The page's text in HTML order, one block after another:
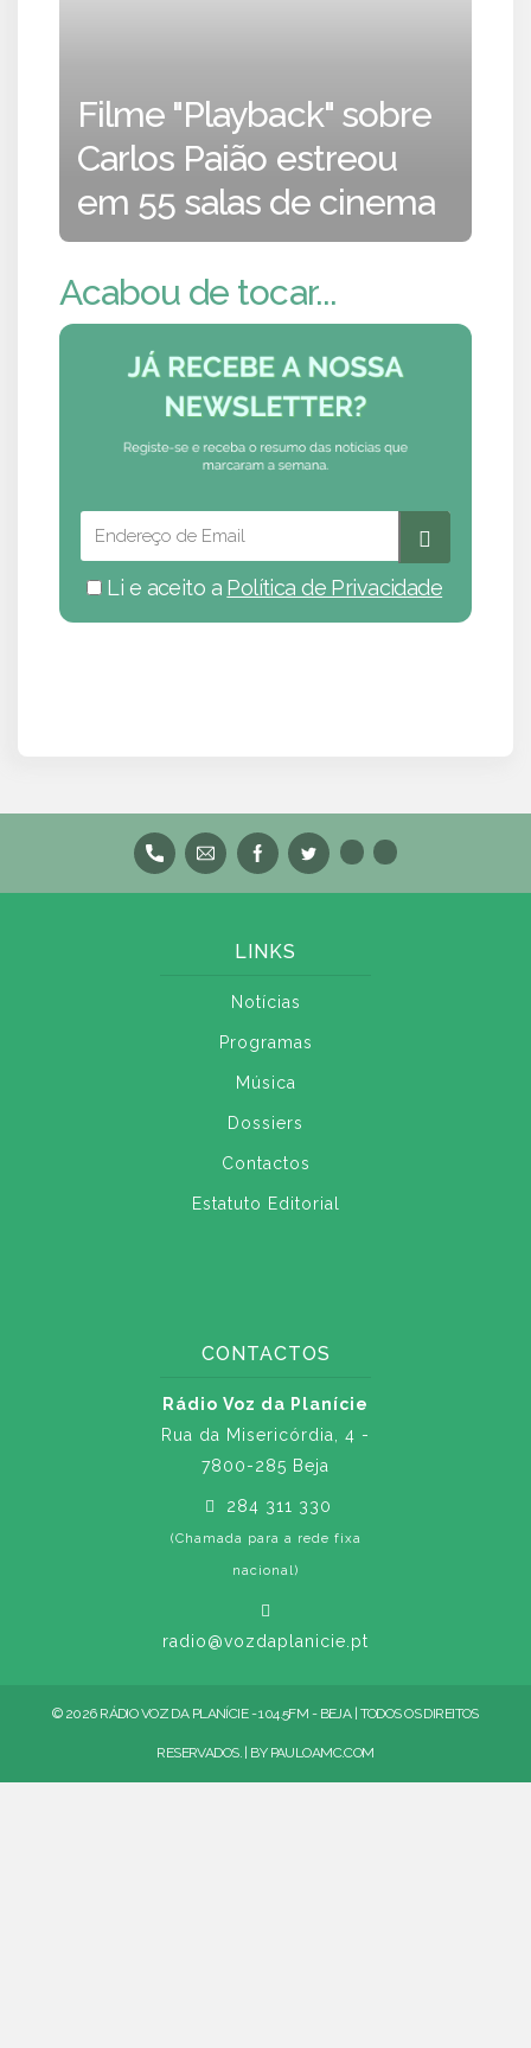
Filme "Playback" sobre
Carlos Paião estreou
em 55 salas de cinema
Acabou de tocar...
Li e aceito a Política de Privacidade
LINKS
Notícias
Programas
Música
Dossiers
Contactos
Estatuto Editorial
CONTACTOS
Rádio Voz da Planície
Rua da Misericórdia, 4 -
7800-285 Beja
284 311 330
(Chamada para a rede fixa
nacional)
radio@vozdaplanicie.pt
© 2026 RÁDIO VOZ DA PLANÍCIE - 104.5FM - BEJA | TODOS OS DIREITOS
RESERVADOS. | BY PAULOAMC.COM